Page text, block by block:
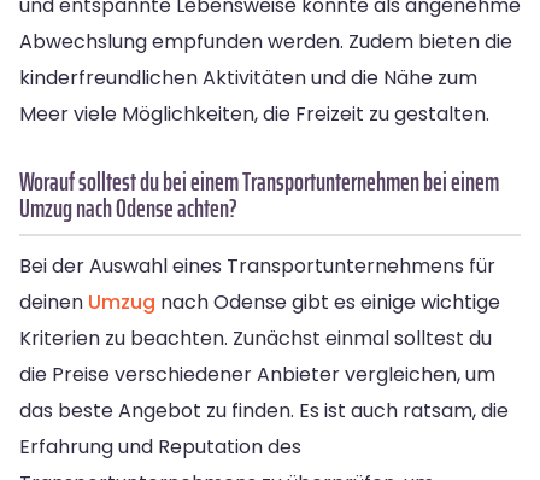
Abwechslung empfunden werden. Zudem bieten die
kinderfreundlichen Aktivitäten und die Nähe zum
Meer viele Möglichkeiten, die Freizeit zu gestalten.
Worauf solltest du bei einem Transportunternehmen bei einem
Umzug nach Odense achten?
Bei der Auswahl eines Transportunternehmens für
deinen Umzug nach Odense gibt es einige wichtige
Kriterien zu beachten. Zunächst einmal solltest du
die Preise verschiedener Anbieter vergleichen, um
das beste Angebot zu finden. Es ist auch ratsam, die
Erfahrung und Reputation des